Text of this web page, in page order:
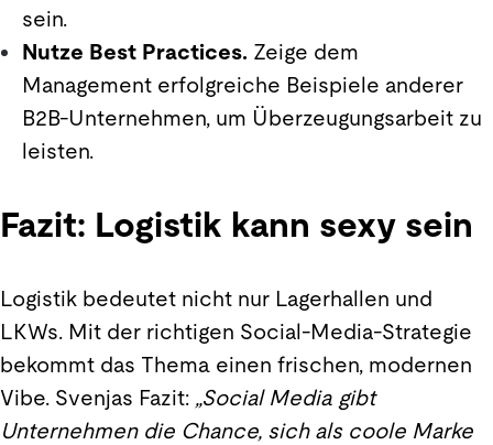
sein.
Nutze Best Practices. Zeige dem
Management erfolgreiche Beispiele anderer
B2B-Unternehmen, um Überzeugungsarbeit zu
leisten.
Fazit: Logistik kann sexy sein
Logistik bedeutet nicht nur Lagerhallen und
LKWs. Mit der richtigen Social-Media-Strategie
bekommt das Thema einen frischen, modernen
Vibe. Svenjas Fazit: „Social Media gibt
Unternehmen die Chance, sich als coole Marke